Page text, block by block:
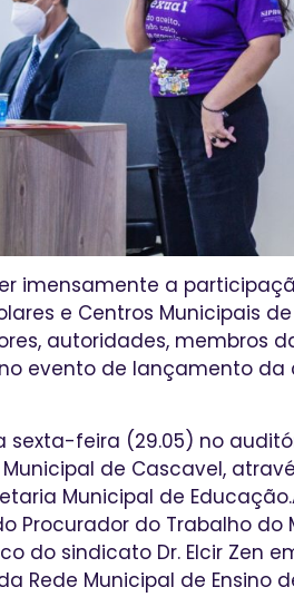
imensamente a
e Centros Municipais
autoridades, membros
evento de lançamento da
feira (29.05) no
de Cascavel,
Municipal de
Procurador do Trabalho do
do sindicato Dr. Elcir Zen
Rede Municipal de Ensino